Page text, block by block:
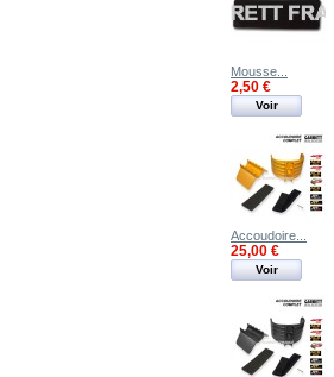
Mousse...
2,50 €
Voir
Accoudoire...
25,00 €
Voir